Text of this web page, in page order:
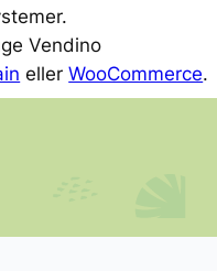
Vendino
ellerWooCommerce.